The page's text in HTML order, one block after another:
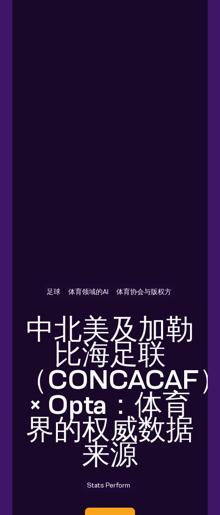
足球 体育领域的AI 体育协会与版权方
中北美及加勒
比海足联
（CONCACAF
× Opta：体育
界的权威数据
来源
Stats Perform